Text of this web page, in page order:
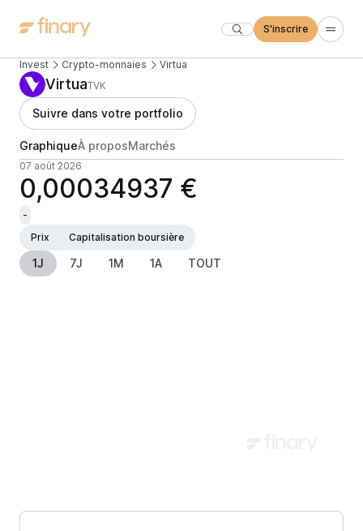
S'inscrire
Invest Crypto-monnaies Virtua
VirtuaTVK
Suivre dans votre portfolio
GraphiqueÀ proposMarchés
07 août 2026
0,00034937 €
-
Prix
Capitalisation boursière
1J 7J 1M 1A TOUT